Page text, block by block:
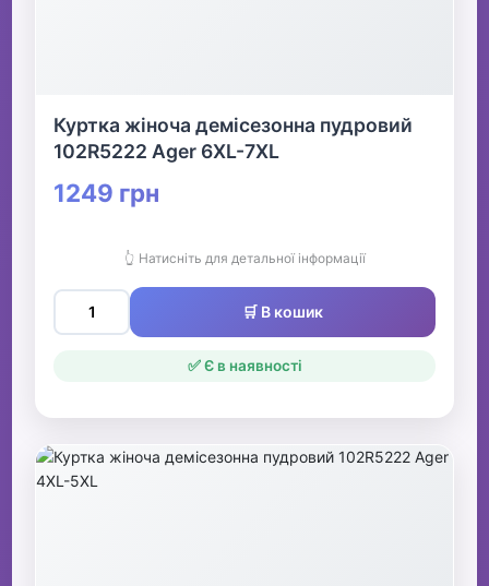
Куртка жіноча демісезонна пудровий
102R5222 Ager 6XL-7XL
1249 грн
👆 Натисніть для детальної інформації
🛒 В кошик
✅ Є в наявності